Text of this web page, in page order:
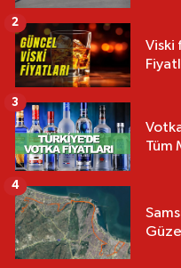
Viski
2
Tüm
3
4